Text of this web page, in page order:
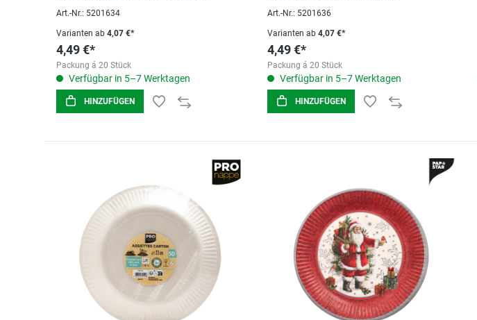
Art.-Nr.: 5201634
Varianten ab 4,07 €*
4,49 €*
Packung á 20 Stück
Verfügbar in 5–7 Werktagen
HINZUFÜGEN
Art.-Nr.: 5201636
Varianten ab4,07 €*
4,49 €*
Packung á 20 Stück
Verfügbar in 5–7 Werktagen
HINZUFÜGEN